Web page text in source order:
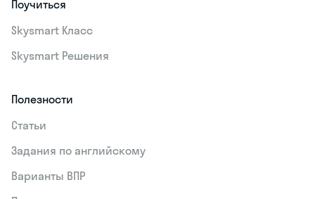
Поучиться
Skysmart Класс
Skysmart Решения
Полезности
Статьи
Задания по английскому
Варианты ВПР